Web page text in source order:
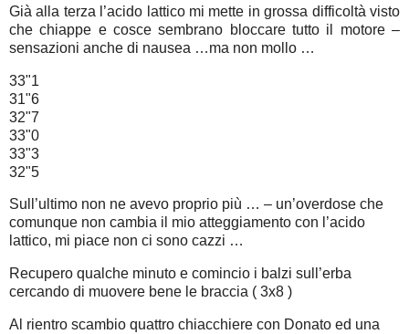
Già alla terza l’acido lattico mi mette in grossa difficoltà visto
che chiappe e cosce sembrano bloccare tutto il motore –
sensazioni anche di nausea …ma non mollo …
33"1
31"6
32"7
33"0
33"3
32"5
Sull’ultimo non ne avevo proprio più … – un’overdose che
comunque non cambia il mio atteggiamento con l’acido
lattico, mi piace non ci sono cazzi …
Recupero qualche minuto e comincio i balzi sull’erba
cercando di muovere bene le braccia ( 3x8 )
Al rientro scambio quattro chiacchiere con Donato ed una